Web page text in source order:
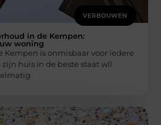
VERBOUWEN
in de Kempen:
woning
Kempen is onmisbaar voor iedere
huis in de beste staat wil